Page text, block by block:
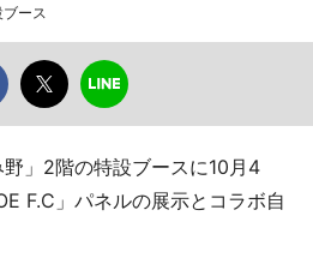
ース
」2階の特設ブースに10月4
F.C」パネルの展示とコラボ自